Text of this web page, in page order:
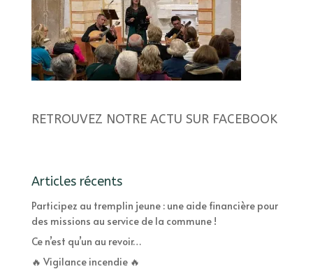
RETROUVEZ NOTRE ACTU SUR FACEBOOK
Articles récents
Participez au tremplin jeune : une aide financière pour
des missions au service de la commune !
Ce n’est qu’un au revoir…
🔥 Vigilance incendie 🔥